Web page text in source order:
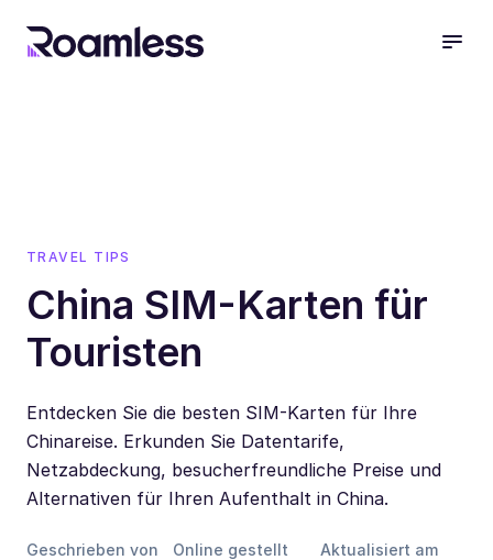
TRAVEL TIPS
China SIM-Karten für
Touristen
Entdecken Sie die besten SIM-Karten für Ihre
Chinareise. Erkunden Sie Datentarife,
Netzabdeckung, besucherfreundliche Preise und
Alternativen für Ihren Aufenthalt in China.
Geschrieben von
Online gestellt
Aktualisiert am